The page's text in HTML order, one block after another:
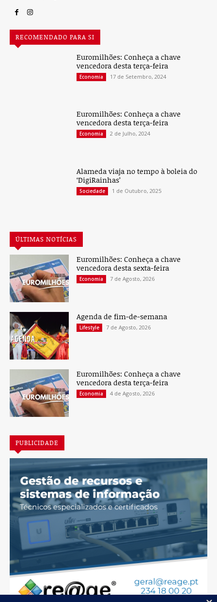
RECOMENDADO PARA SI
Euromilhões: Conheça a chave
vencedora desta terça-feira
Economia 17 de Setembro, 2024
Euromilhões: Conheça a chave
vencedora desta terça-feira
Economia 2 de Julho, 2024
Alameda viaja no tempo à boleia do
‘DigiRainhas’
Sociedade 1 de Outubro, 2025
ÚLTIMAS NOTÍCIAS
Euromilhões: Conheça a chave
vencedora desta sexta-feira
Economia 7 de Agosto, 2026
Agenda de fim-de-semana
Lifestyle 7 de Agosto, 2026
Euromilhões: Conheça a chave
vencedora desta terça-feira
Economia 4 de Agosto, 2026
PUBLICIDADE